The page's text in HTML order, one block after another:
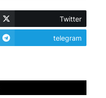
Twitter
telegram